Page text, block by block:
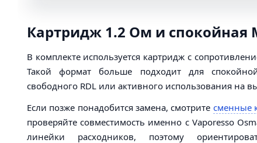
Картридж 1.2 Ом и спокойная
В комплекте используется картридж с
Такой формат больше подходит для
свободного RDL или активного использования на
Если позже понадобится замена, смотрите сменные
проверяйте совместимость именно с Vaporesso
линейки расходников, поэтому